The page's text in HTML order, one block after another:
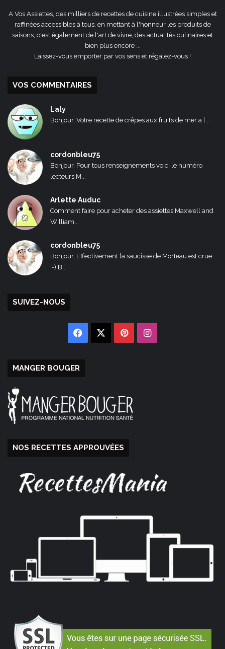
A Vos Assiettes, des milliers de recettes de cuisine illustrées simples et
raffinées accessibles à tous, en mettant à l'honneur les produits de
saisons, c'est également de l'art de vivre, des actualités culinaires et
bien plus encore ...
Laissez-vous emporter par vos sens et régalez-vous !
VOS COMMENTAIRES
Laly
Bonjour, Votre recette de crêpes aux fruits de mer a l...
cordonbleu75
Bonjour, Pour tous renseignements voici le numéro
lecteurs M...
Arlette Auduc
Comment faire pour acheter des assiettes Maxwell and
William...
cordonbleu75
Bonjour, Effectivement la saucisse de Morteau est crue
:-) B...
SUIVEZ-NOUS
Facebook PinterestInstagram
MANGER BOUGER
NOS RECETTES APPROUVÉES